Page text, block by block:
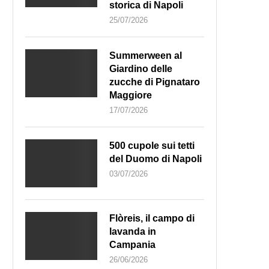
storica di Napoli
25/07/2026
Summerween al
Giardino delle
zucche di Pignataro
Maggiore
17/07/2026
500 cupole sui tetti
del Duomo di Napoli
03/07/2026
Flòreis, il campo di
lavanda in
Campania
26/06/2026